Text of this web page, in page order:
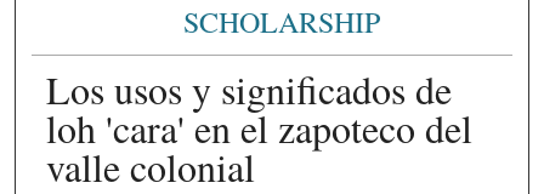
SCHOLARSHIP
Los usos y significados de
loh 'cara' en el zapoteco del
valle colonial